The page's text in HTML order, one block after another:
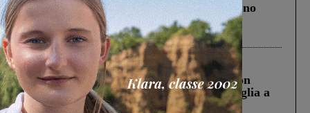
Un anno fa la strage in A1 in cui morirono
Gianni, Giulia e Franco. Lo schianto, il
processo, lo stop ai sorpassi fra tir....
Cronaca 3 Agosto 2026
Scomparso da una struttura di Castiglion
Fiorentino l’uomo che aveva ucciso la figlia a
Levane nel 2020